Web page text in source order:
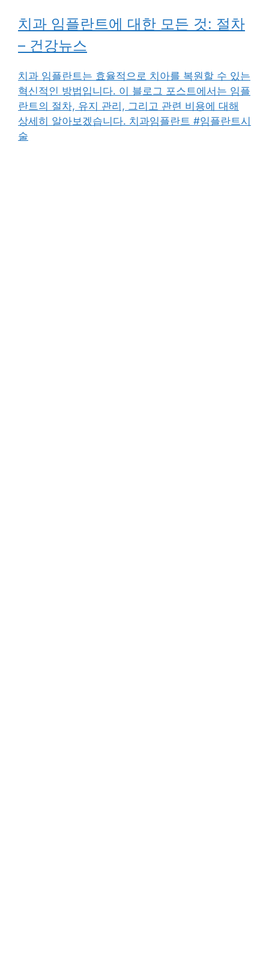
치과 임플란트에 대한 모든 것: 절차
– 건강뉴스
치과 임플란트는 효율적으로 치아를 복원할 수 있는
혁신적인 방법입니다. 이 블로그 포스트에서는 임플
란트의 절차, 유지 관리, 그리고 관련 비용에 대해
상세히 알아보겠습니다. 치과임플란트 #임플란트시
술